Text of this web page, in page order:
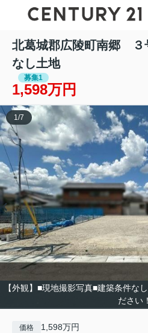
北葛城郡広陵町南郷
なし土地
募集1
1,598万円
【外観】■現地撮影写真■建築条件な
ださい！
1/7
価格 1,598万円